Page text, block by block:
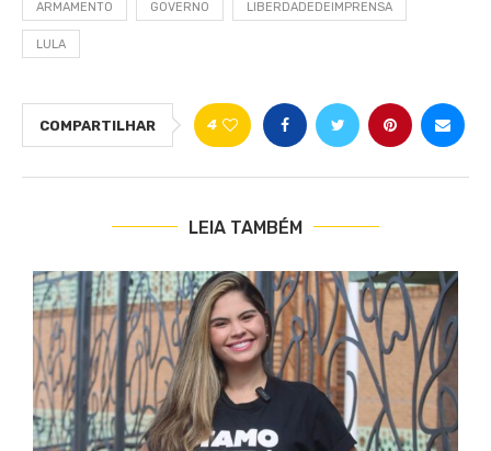
ARMAMENTO GOVERNO LIBERDADEDEIMPRENSA
LULA
COMPARTILHAR 4
LEIA TAMBÉM